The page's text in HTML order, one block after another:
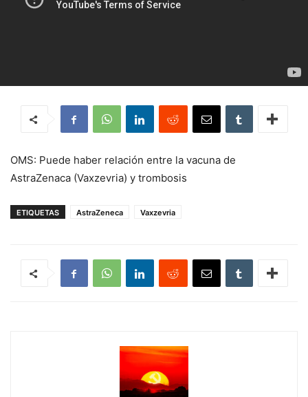
OMS: Puede haber relación entre la vacuna de
AstraZenaca (Vaxzevria) y trombosis
ETIQUETAS AstraZeneca Vaxzevria